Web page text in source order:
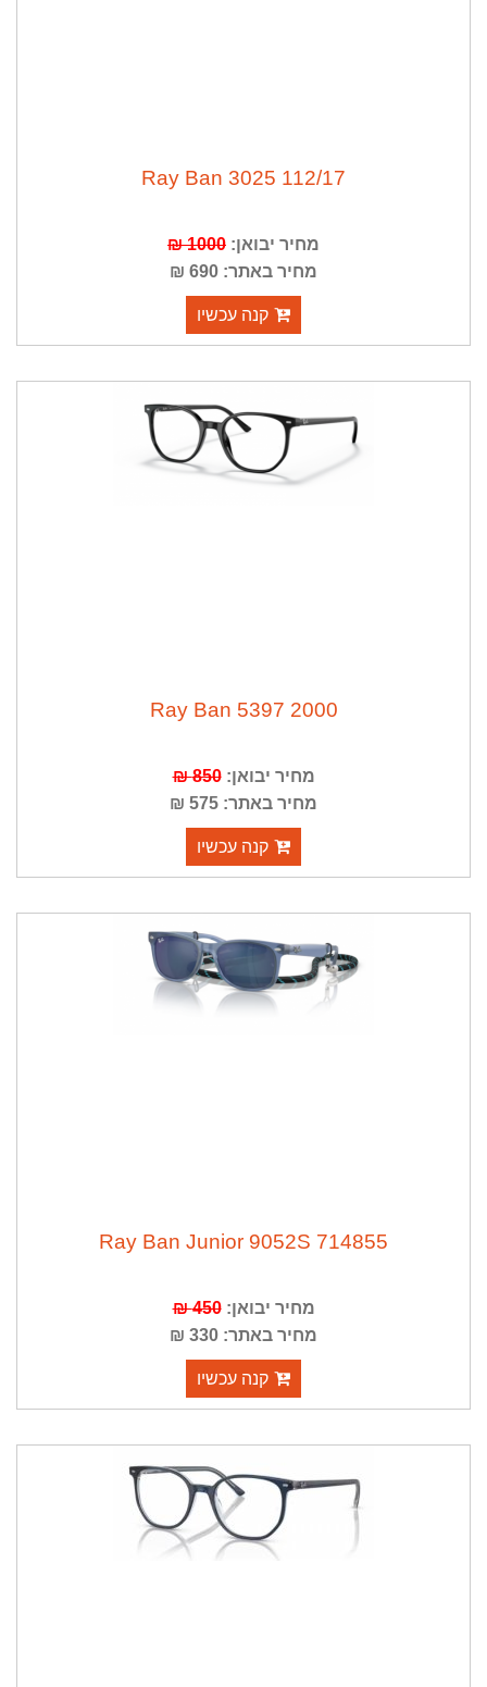
112/17 Ray Ban 3025
מחיר יבואן: 1000 ₪
מחיר באתר: 690 ₪
קנה עכשיו
2000 5397 Ray Ban
מחיר יבואן:850 ₪
מחיר באתר: 575 ₪
קנה עכשיו
714855 Ray Ban Junior 9052S
מחיר יבואן:450 ₪
מחיר באתר: 330 ₪
קנה עכשיו